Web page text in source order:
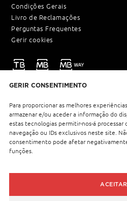
GERIR CONSENTIMENTO
Para proporcionar as melhores
armazenar e/ou aceder a informação do
estas tecnologias permitir-nos-á
navegação ou IDs exclusivos neste site.
consentimento pode afetar
funções.
ACEITAR
Condições Gerais
Livro de Reclamações
Perguntas Frequentes
Gerir cookies
Li e aceito a Política de